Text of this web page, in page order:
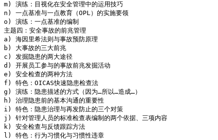
m) 演练：目视化在安全管理中的运用技巧
n) 一点基准与一点教育（OPL）的实施要领
o) 演练：一点基准的编制
主题四：安全事故的前兆管理
a) 海因里希法则与事故预防原理
b) 大事故的三大前兆
c) 发掘隐患的两大途径
d) 开展员工参与的事故前兆发掘活动
e) 安全检查的两种方法
f) 特色：OICAS快速隐患检查法
g) 演练：隐患描述的方式（因为…所以…造成…）
h) 治理隐患前的基本沟通的重要性
i) 特色：隐患治理与再发防止的三个对策
j) 针对管理人员的标准检查表编制的两个依据、三项内容
k) 安全检查与反馈跟踪方法
l) 特色：行为习惯化与习惯性违章